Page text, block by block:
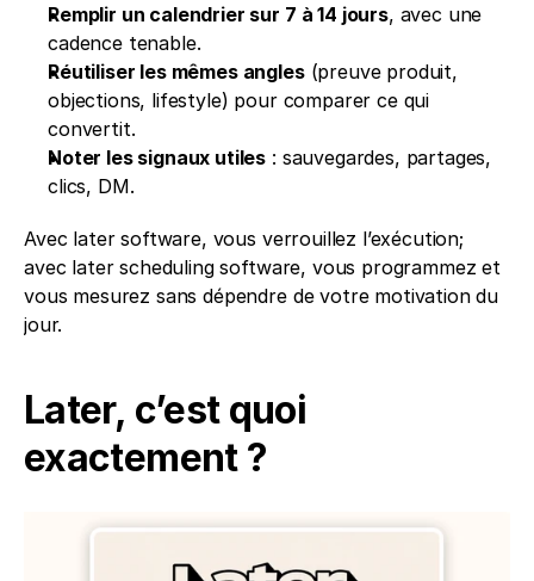
Remplir un calendrier sur 7 à 14 jours, avec une
cadence tenable.
Réutiliser les mêmes angles (preuve produit,
objections, lifestyle) pour comparer ce qui
convertit.
Noter les signaux utiles : sauvegardes, partages,
clics, DM.
Avec later software, vous verrouillez l’exécution;
avec later scheduling software, vous programmez et
vous mesurez sans dépendre de votre motivation du
jour.
Later, c’est quoi
exactement ?